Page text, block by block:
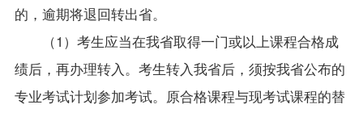
的，逾期将退回转出省。
（1 ）考生应当在我省取得一门或以上课程合格成
绩后，再办理转入。考生转入我省后，须按我省公布的
专业考试计划参加考试。原合格课程与现考试课程的替